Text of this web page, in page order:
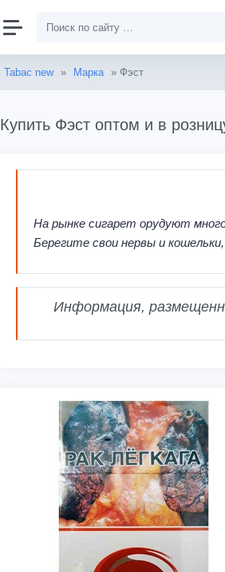
Tabac new » Марка » Фэст
Купить Фэст оптом и в
На рынке сигарет орудуют
Берегите свои нервы и
Информация,